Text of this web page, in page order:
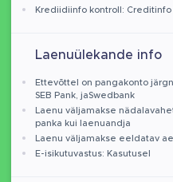
Krediidiinfo kontroll: Creditinfo
Laenuülekande info
Ettevõttel on pangakonto
SEB Pank, jaSwedbank
Laenu väljamakse
panka kui laenuandja
Laenu väljamakse eeldatav
E-isikutuvastus: Kasutusel